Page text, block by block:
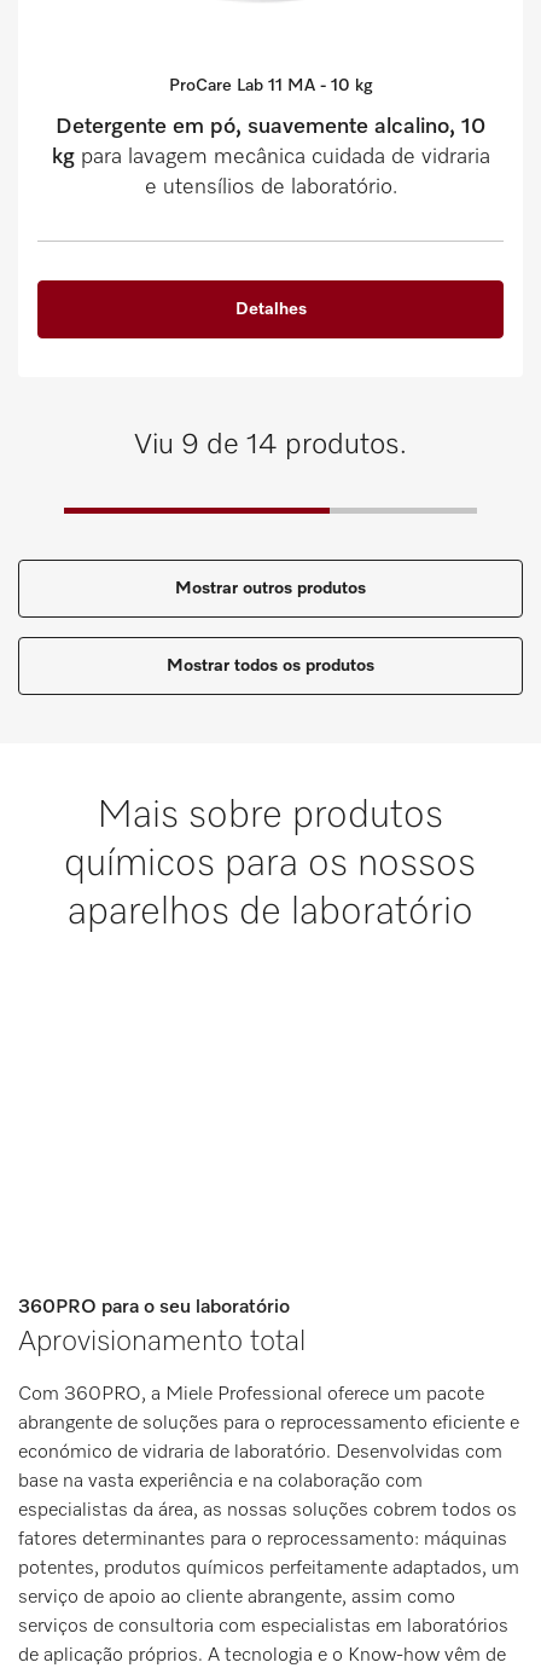
ProCare Lab 11 MA - 10 kg
Detergente em pó, suavemente alcalino, 10
kg para lavagem mecânica cuidada de vidraria
e utensílios de laboratório.
Detalhes
Viu 9 de 14 produtos.
Mostrar outros produtos
Mostrar todos os produtos
Mais sobre produtos
químicos para os nossos
aparelhos de laboratório
360PRO para o seu laboratório
Aprovisionamento total
Com 360PRO, a Miele Professional oferece um pacote
abrangente de soluções para o reprocessamento eficiente e
económico de vidraria de laboratório. Desenvolvidas com
base na vasta experiência e na colaboração com
especialistas da área, as nossas soluções cobrem todos os
fatores determinantes para o reprocessamento: máquinas
potentes, produtos químicos perfeitamente adaptados, um
serviço de apoio ao cliente abrangente, assim como
serviços de consultoria com especialistas em laboratórios
de aplicação próprios. A tecnologia e o Know-how vêm de